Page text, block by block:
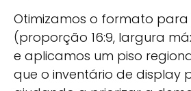
Otimizamos o formato para
(proporção 16:9, largura
e aplicamos um piso
que o inventário de display